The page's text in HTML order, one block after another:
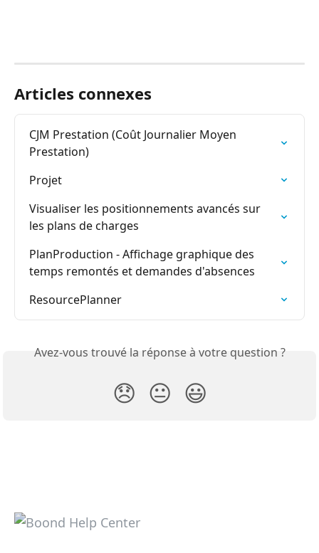
Articles connexes
CJM Prestation (Coût Journalier Moyen
Prestation)
Projet
Visualiser les positionnements avancés sur
les plans de charges
PlanProduction - Affichage graphique des
temps remontés et demandes d'absences
ResourcePlanner
Avez-vous trouvé la réponse à votre question ?
😞 😐 😃